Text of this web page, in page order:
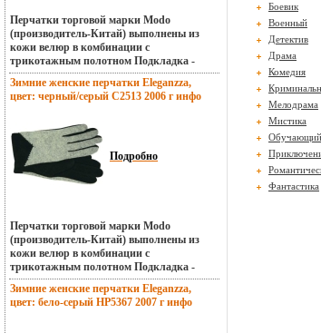
Перчатки торговой марки Modo
(производитель-Китай) выполнены из
кожи велюр в комбинации с
трикотажным полотном Подкладка -
флис(100% полиэстер) Отделка -
декоративные детали из кожи велюр
Длина манжеты от нбъллфижней точки
см Артикул: C2511 Торговая марка:
Eleganzza Цвет: черный/серый Размер:
L;M;S;XS Страна: Румыния.
Зимние женские перчатки Eleganzza,
цвет: черный/серый C2513 2006 г инфо
Подробно
Перчатки торговой марки Modo
(производитель-Китай) выполнены из
кожи велюр в комбинации с
трикотажным полотном Подкладка -
флис(100% полиэстер) Отделка - кожа
велюр с перфорацией Длина манжеты от
нижней точбълмвки большого пальца до
Зимние женские перчатки Eleganzza,
цвет: бело-серый HP5367 2007 г инфо
Боевик
Военный
Детектив
Драма
Комедия
Мелодрама
Мистика
Обучающий
Фантастика